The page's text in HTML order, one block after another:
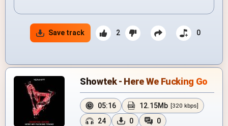
Save track 2 0
Showtek - Here We Fucking Go
05:16 12.15Mb [320 kbps]
24 0
0